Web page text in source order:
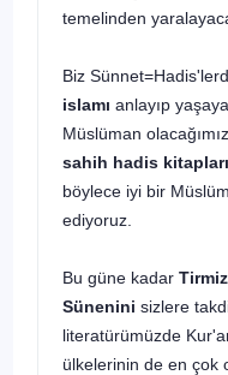
temelinden
Biz
islamı anlayıp
Müslüman
sahih hadis
böylece iyi bir
ediyoruz.
Bu güne kadar
Sünenini sizlere
literatürümüzde
ülkelerinin de en çok